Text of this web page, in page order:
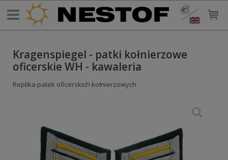
Kragenspiegel - patki kołnierzowe
oficerskie WH - kawaleria
Replika patek oficerskich kołnierzowych